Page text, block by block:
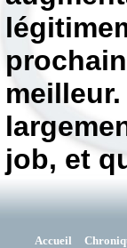
job, et
Accueil